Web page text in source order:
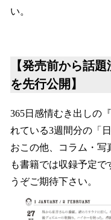
い。
【発売前から話
を先行公開】
365日感情むき出しの
れている3週間分の「
おこの他、コラム・写
も書籍では収録予定
うぞご期待下さい。